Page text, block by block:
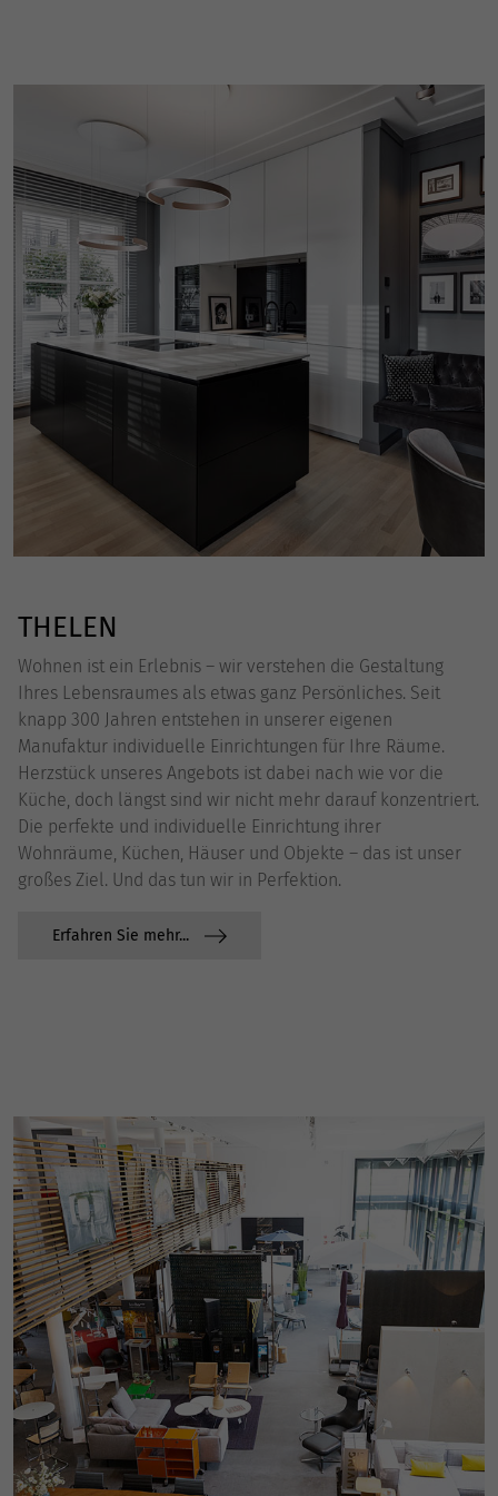
THELEN
Wohnen ist ein Erlebnis – wir verstehen die Gestaltung
Ihres Lebensraumes als etwas ganz Persönliches. Seit
knapp 300 Jahren entstehen in unserer eigenen
Manufaktur individuelle Einrichtungen für Ihre Räume.
Herzstück unseres Angebots ist dabei nach wie vor die
Küche, doch längst sind wir nicht mehr darauf konzentriert.
Die perfekte und individuelle Einrichtung ihrer
Wohnräume, Küchen, Häuser und Objekte – das ist unser
großes Ziel. Und das tun wir in Perfektion.
Erfahren Sie mehr...